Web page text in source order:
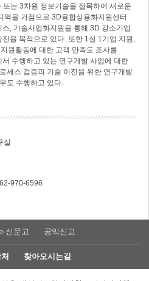
는 3차원 정보기술을 접목하여 새로운
역을 거점으로 3D융합상용화지원센터
, 기술사업화지원을 통해 3D 강소기업
을 목적으로 있다. 또한 1실 1기업 지원,
원활동에 대한 고객 만족도 조사를
수행하고 있는 연구개발 사업에 대한
세스 검증과 기술 이전을 위한 연구개발
도 수행하고 있다.
실
970-6596
신문고 공익신고
찾아오시는길